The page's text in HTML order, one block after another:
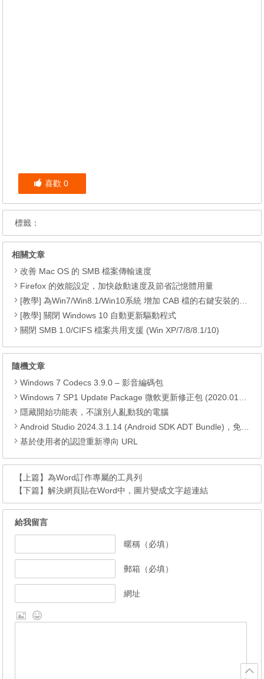
喜歡 0
標籤：
相關文章
改善 Mac OS 的 SMB 檔案傳輸速度
Firefox 的效能設定，加快啟動速度及節省記憶體用量
[教學] 為Win7/Win8.1/Win10系統 增加 CAB 檔的右鍵安裝的功能
[教學] 關閉 Windows 10 自動更新驅動程式
關閉 SMB 1.0/CIFS 檔案共用支援 (Win XP/7/8/8.1/10)
隨機文章
Windows 7 Codecs 3.9.0 – 影音編碼包
Windows 7 SP1 Update Package 微軟更新修正包 (2020.01月份)
隱藏開始功能表，不讓別人亂動我的電腦
Android Studio 2024.3.1.14 (Android SDK ADT Bundle)，免費安卓程式開發工具
基於使用者的認證重新導向 URL
【上篇】為Word訂作專屬的工具列
【下篇】解決網頁貼在Word中，圖片變成文字超連結
給我留言
暱稱（必填）
郵箱（必填）
網址